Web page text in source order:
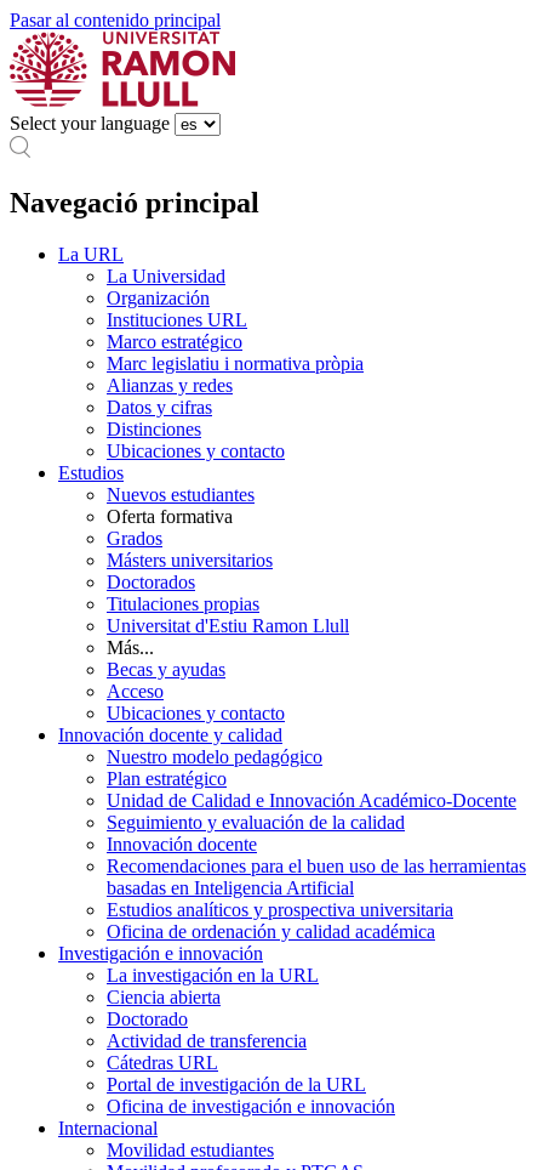
Pasar al contenido principal
Select your language
Navegació principal
La URL
La Universidad
Organización
Instituciones URL
Marco estratégico
Marc legislatiu i normativa pròpia
Alianzas y redes
Datos y cifras
Distinciones
Ubicaciones y contacto
Estudios
Nuevos estudiantes
Oferta formativa
Grados
Másters universitarios
Doctorados
Titulaciones propias
Universitat d'Estiu Ramon Llull
Más...
Becas y ayudas
Acceso
Ubicaciones y contacto
Innovación docente y calidad
Nuestro modelo pedagógico
Plan estratégico
Unidad de Calidad e Innovación Académico-Docente
Seguimiento y evaluación de la calidad
Innovación docente
Recomendaciones para el buen uso de las herramientas
basadas en Inteligencia Artificial
Estudios analíticos y prospectiva universitaria
Oficina de ordenación y calidad académica
Investigación e innovación
La investigación en la URL
Ciencia abierta
Doctorado
Actividad de transferencia
Cátedras URL
Portal de investigación de la URL
Oficina de investigación e innovación
Internacional
Movilidad estudiantes